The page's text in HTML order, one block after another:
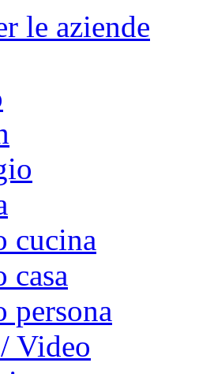
le aziende
cucina
casa
persona
Video